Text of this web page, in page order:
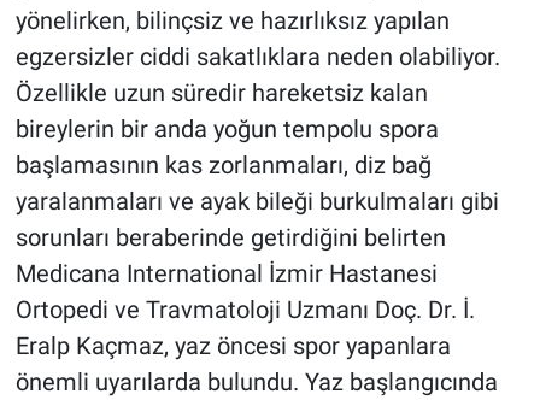
yönelirken, bilinçsiz ve hazırlıksız yapılan
egzersizler ciddi sakatlıklara neden olabiliyor.
Özellikle uzun süredir hareketsiz kalan
bireylerin bir anda yoğun tempolu spora
başlamasının kas zorlanmaları, diz bağ
yaralanmaları ve ayak bileği burkulmaları gibi
sorunları beraberinde getirdiğini belirten
Medicana International İzmir Hastanesi
Ortopedi ve Travmatoloji Uzmanı Doç. Dr. İ.
Eralp Kaçmaz, yaz öncesi spor yapanlara
önemli uyarılarda bulundu. Yaz başlangıcında